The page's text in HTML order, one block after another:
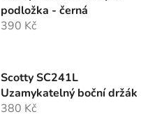
podložka - černá
390 Kč
Scotty SC241L
Uzamykatelný boční držák
380 Kč